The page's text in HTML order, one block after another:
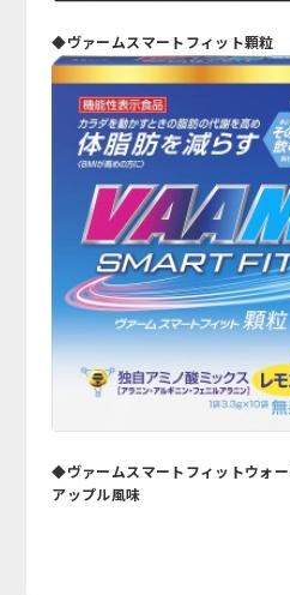
◆ヴァームスマートフィット顆粒
◆ヴァームスマートフィットウォ
アップル風味